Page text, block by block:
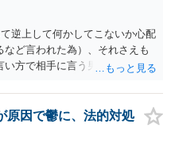
逆上して何かしてこないか心配
ど言われた為）、それさえも
方で相手に言う男性はする可
します。 ただ、ストーカーや
く報道されるので印象が強いで
れたりするとおとなしくなる
ら今回も大丈夫だと断言はでき
原因で鬱に、法的対処